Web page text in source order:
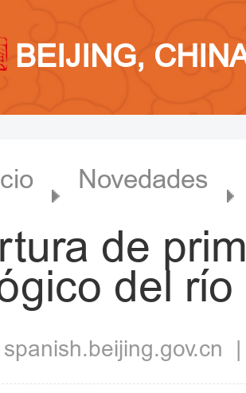
BEIJING,
Novedades
de
del
spanish.beijing.gov.cn